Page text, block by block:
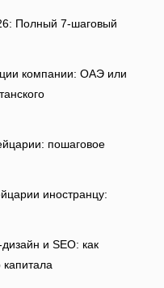
Полный 7-шаговый
компании: ОАЭ или
пошаговое
иностранцу:
и SEO: как
капитала